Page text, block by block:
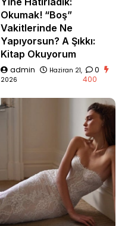
Okumak! “Boş”
Vakitlerinde Ne
Yapıyorsun? A Şıkkı:
Kitap Okuyorum
admin
Haziran 21,
2026
0
400